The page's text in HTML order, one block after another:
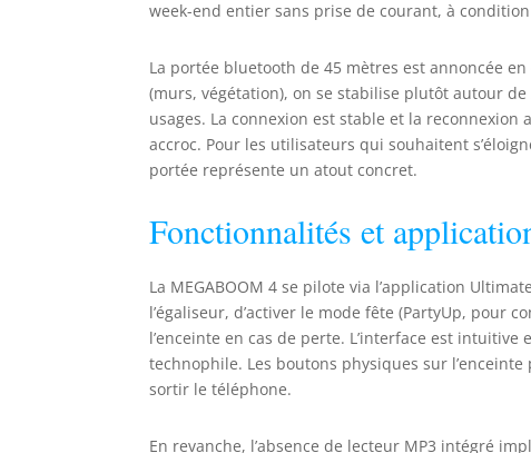
week-end entier sans prise de courant, à
La portée bluetooth de 45 mètres est annoncée
(murs, végétation), on se stabilise plutôt autour
usages. La connexion est stable et la
accroc. Pour les utilisateurs qui souhaitent
portée représente un atout concret.
Fonctionnalités et
La MEGABOOM 4 se pilote via l’application
l’égaliseur, d’activer le mode fête (PartyUp, pour
l’enceinte en cas de perte. L’interface est
technophile. Les boutons physiques sur
sortir le téléphone.
En revanche, l’absence de lecteur MP3 intégré